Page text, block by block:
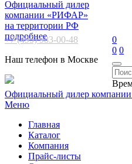
Официальный дилер
компании «РИФАР»
на территории РФ
подробнее
+7 (495) 983-00-48
Наш телефон в Москве
0
0 0
Официальный дилер
Меню
Главная
Каталог
Компания
Прайс-листы